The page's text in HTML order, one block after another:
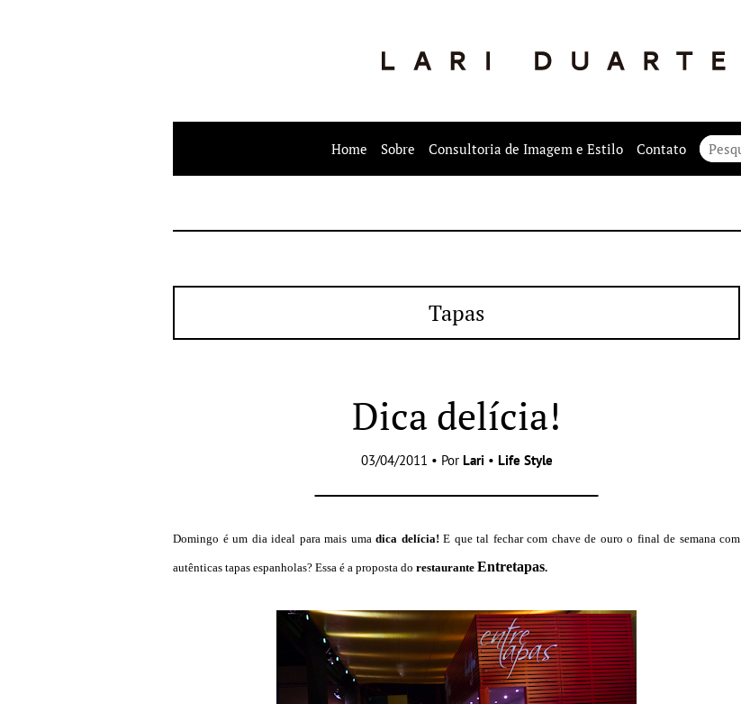
Home Sobre Consultoria de Imagem e Estilo Contato
Tapas
Dica delícia!
03/04/2011 • Por Lari • Life Style
Domingo é um dia ideal para mais uma dica delícia! E que tal fechar com chave de ouro o final de semana com
autênticas tapas espanholas? Essa é a proposta do restaurante Entretapas.